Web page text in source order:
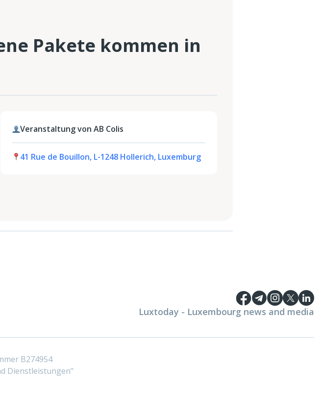
Pakete kommen in
Veranstaltung von AB Colis
41 Rue de Bouillon, L-1248 Hollerich, Luxemburg
Luxtoday - Luxembourg news and media
B274954
Dienstleistungen"